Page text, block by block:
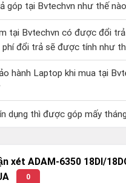
góp tại Bvtechvn như thế
tại Bvtechvn có được đổi trả
đổi trả sẽ được tính như
hành Laptop khi mua tại
dụng thì được góp mấy
xét ADAM-6350 18DI/
0